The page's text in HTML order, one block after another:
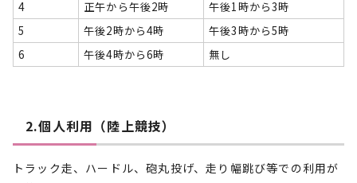
4
正午から午後2時
午後1時から3時
5
午後2時から4時
午後3時から5時
6
午後4時から6時 無し
2.個人利用（陸上競技）
トラック走、ハードル、砲丸投げ、走り幅跳び等での利用が